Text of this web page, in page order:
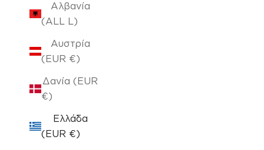
Αλβανία
(ALL L)
Αυστρία
(EUR €)
Δανία (EUR
€)
Ελλάδα
(EUR €)